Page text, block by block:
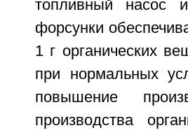
топливный насос
форсунки
1 г органических
при нормальных
повышение
производства